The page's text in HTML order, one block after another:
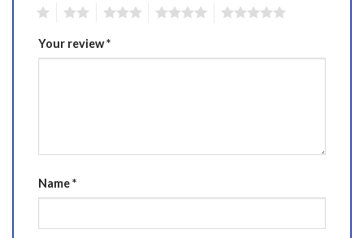
Your review*
Name*